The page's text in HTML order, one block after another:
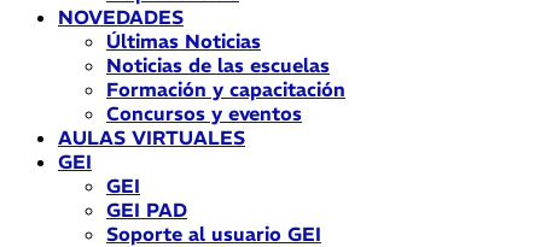
NOVEDADES
Últimas Noticias
Noticias de las escuelas
Formación y capacitación
Concursos y eventos
AULAS VIRTUALES
GEI
GEI
GEI PAD
Soporte al usuario GEI